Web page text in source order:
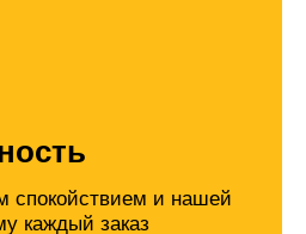
и нашей
каждый заказ